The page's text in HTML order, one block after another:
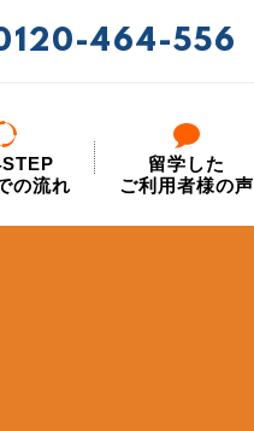
464-556
の流れ
留学した
ご利用者様の声